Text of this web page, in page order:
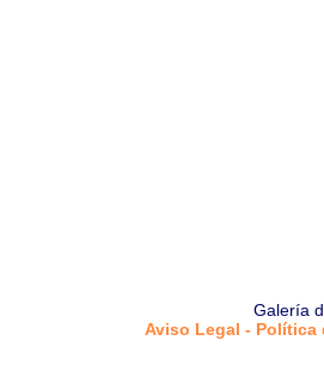
Galería
Aviso Legal -